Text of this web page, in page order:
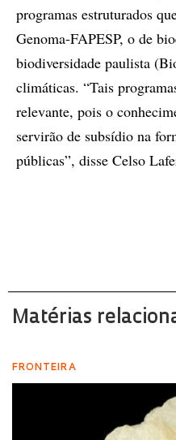
programas estruturados
Genoma-FAPESP, o de
biodiversidade paulista
climáticas. “Tais
relevante, pois o
servirão de subsídio na
públicas”, disse Celso